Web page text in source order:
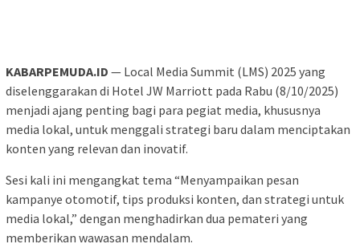
KABARPEMUDA.ID — Local Media Summit (LMS) 2025 yang
diselenggarakan di Hotel JW Marriott pada Rabu (8/10/2025)
menjadi ajang penting bagi para pegiat media, khususnya
media lokal, untuk menggali strategi baru dalam menciptakan
konten yang relevan dan inovatif.
Sesi kali ini mengangkat tema “Menyampaikan pesan
kampanye otomotif, tips produksi konten, dan strategi untuk
media lokal,” dengan menghadirkan dua pemateri yang
memberikan wawasan mendalam.